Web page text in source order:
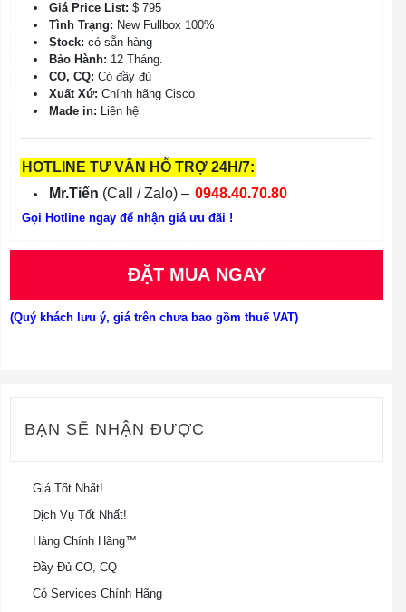
Giá Price List: $ 795
Tình Trạng: New Fullbox 100%
Stock: có sẵn hàng
Bảo Hành: 12 Tháng.
CO, CQ: Có đầy đủ
Xuất Xứ: Chính hãng Cisco
Made in: Liên hệ
HOTLINE TƯ VẤN HỖ TRỢ 24H/7:
Mr.Tiến (Call / Zalo) – 0948.40.70.80
Gọi Hotline ngay để nhận giá ưu đãi !
ĐẶT MUA NGAY
(Quý khách lưu ý, giá trên chưa bao gồm thuế VAT)
BẠN SẼ NHẬN ĐƯỢC
Giá Tốt Nhất!
Dịch Vụ Tốt Nhất!
Hàng Chính Hãng™
Đầy Đủ CO, CQ
Có Services Chính Hãng